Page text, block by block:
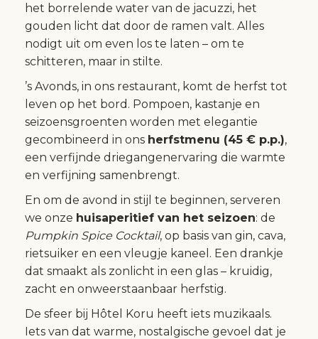
het borrelende water van de jacuzzi, het
gouden licht dat door de ramen valt. Alles
nodigt uit om even los te laten – om te
schitteren, maar in stilte.
’s Avonds, in ons restaurant, komt de herfst tot
leven op het bord. Pompoen, kastanje en
seizoensgroenten worden met elegantie
gecombineerd in ons herfstmenu (45 € p.p.),
een verfijnde driegangenervaring die warmte
en verfijning samenbrengt.
En om de avond in stijl te beginnen, serveren
we onze huisaperitief van het seizoen: de
Pumpkin Spice Cocktail, op basis van gin, cava,
rietsuiker en een vleugje kaneel. Een drankje
dat smaakt als zonlicht in een glas – kruidig,
zacht en onweerstaanbaar herfstig.
De sfeer bij Hôtel Koru heeft iets muzikaals.
Iets van dat warme, nostalgische gevoel dat je